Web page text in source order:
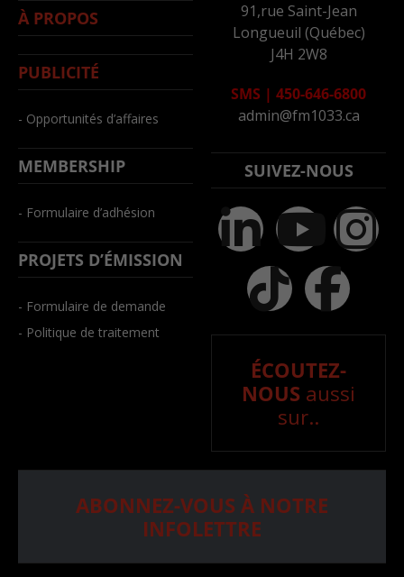
À PROPOS
PUBLICITÉ
- Opportunités d’affaires
MEMBERSHIP
- Formulaire d’adhésion
PROJETS D’ÉMISSION
- Formulaire de demande
- Politique de traitement
91,rue Saint-Jean
Longueuil (Québec)
J4H 2W8
SMS | 450-646-6800
admin@fm1033.ca
SUIVEZ-NOUS
ÉCOUTEZ-
NOUS aussi
sur..
ABONNEZ-VOUS À NOTRE
INFOLETTRE